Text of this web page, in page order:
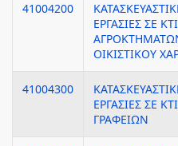
41004200
ΕΡΓΑΣΙΕΣ ΣΕ
ΟΙΚΙΣΤΙΚΟΥ
41004300
ΕΡΓΑΣΙΕΣ ΣΕ
ΓΡΑΦΕΙΩΝ